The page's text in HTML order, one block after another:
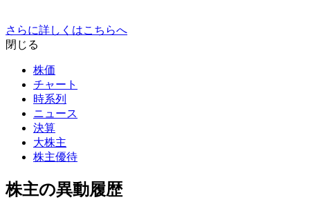
さらに詳しくはこちらへ
閉じる
株価
チャート
時系列
ニュース
決算
大株主
株主優待
株主の異動履歴